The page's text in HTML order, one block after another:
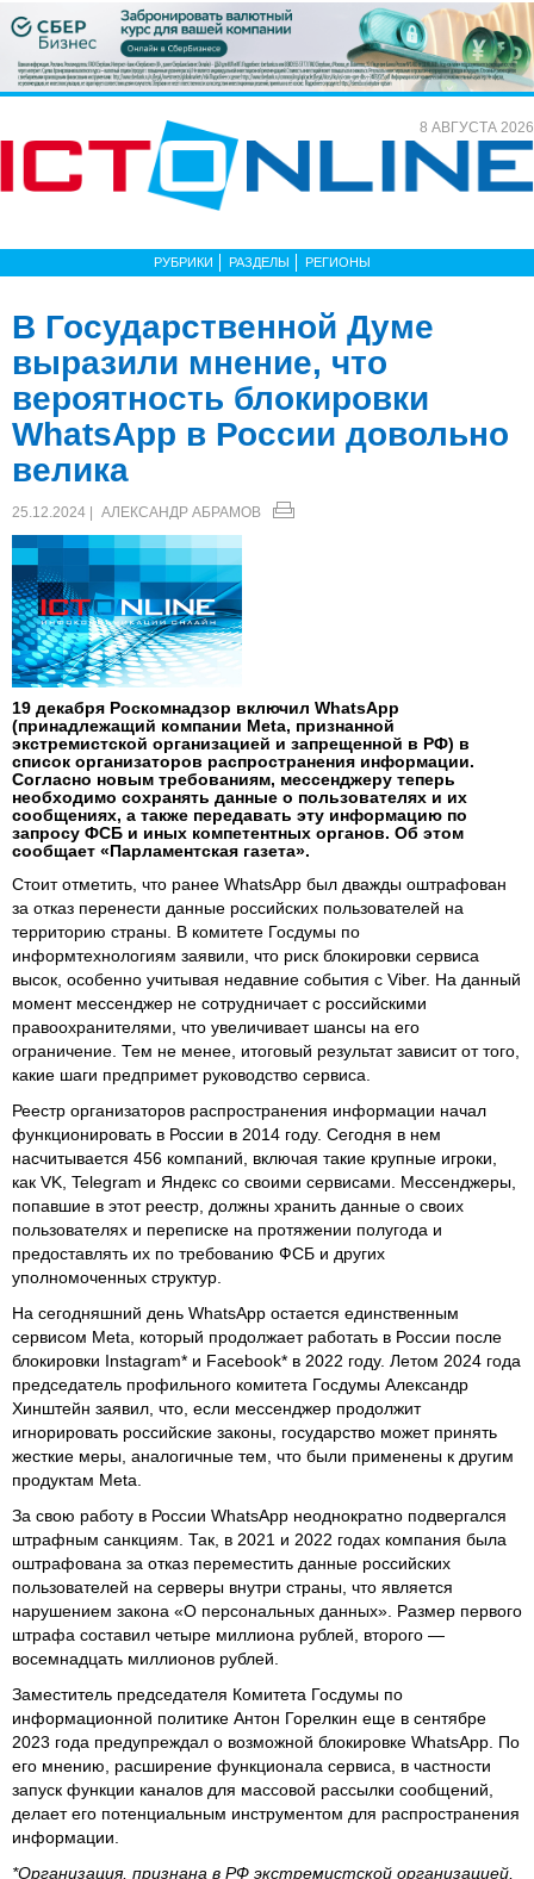
8 АВГУСТА 2026
РУБРИКИ РАЗДЕЛЫ РЕГИОНЫ
В Государственной Думе
выразили мнение, что
вероятность блокировки
WhatsApp в России довольно
велика
25.12.2024 | АЛЕКСАНДР АБРАМОВ
19 декабря Роскомнадзор включил WhatsApp
(принадлежащий компании Meta, признанной
экстремистской организацией и запрещенной в РФ) в
список организаторов распространения информации.
Согласно новым требованиям, мессенджеру теперь
необходимо сохранять данные о пользователях и их
сообщениях, а также передавать эту информацию по
запросу ФСБ и иных компетентных органов. Об этом
сообщает «Парламентская газета».
Стоит отметить, что ранее WhatsApp был дважды оштрафован
за отказ перенести данные российских пользователей на
территорию страны. В комитете Госдумы по
информтехнологиям заявили, что риск блокировки сервиса
высок, особенно учитывая недавние события с Viber. На данный
момент мессенджер не сотрудничает с российскими
правоохранителями, что увеличивает шансы на его
ограничение. Тем не менее, итоговый результат зависит от того,
какие шаги предпримет руководство сервиса.
Реестр организаторов распространения информации начал
функционировать в России в 2014 году. Сегодня в нем
насчитывается 456 компаний, включая такие крупные игроки,
как VK, Telegram и Яндекс со своими сервисами. Мессенджеры,
попавшие в этот реестр, должны хранить данные о своих
пользователях и переписке на протяжении полугода и
предоставлять их по требованию ФСБ и других
уполномоченных структур.
На сегодняшний день WhatsApp остается единственным
сервисом Meta, который продолжает работать в России после
блокировки Instagram* и Facebook* в 2022 году. Летом 2024 года
председатель профильного комитета Госдумы Александр
Хинштейн заявил, что, если мессенджер продолжит
игнорировать российские законы, государство может принять
жесткие меры, аналогичные тем, что были применены к другим
продуктам Meta.
За свою работу в России WhatsApp неоднократно подвергался
штрафным санкциям. Так, в 2021 и 2022 годах компания была
оштрафована за отказ переместить данные российских
пользователей на серверы внутри страны, что является
нарушением закона «О персональных данных». Размер первого
штрафа составил четыре миллиона рублей, второго —
восемнадцать миллионов рублей.
Заместитель председателя Комитета Госдумы по
информационной политике Антон Горелкин еще в сентябре
2023 года предупреждал о возможной блокировке WhatsApp. По
его мнению, расширение функционала сервиса, в частности
запуск функции каналов для массовой рассылки сообщений,
делает его потенциальным инструментом для распространения
информации.
*Организация, признана в РФ экстремистской организацией,